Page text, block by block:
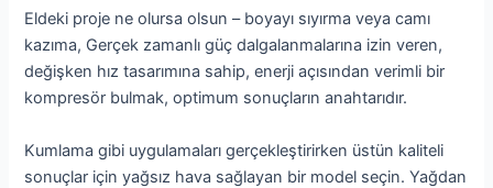
Eldeki proje ne olursa olsun – boyayı sıyırma veya camı
kazıma, Gerçek zamanlı güç dalgalanmalarına izin veren,
değişken hız tasarımına sahip, enerji açısından verimli bir
kompresör bulmak, optimum sonuçların anahtarıdır.
Kumlama gibi uygulamaları gerçekleştirirken üstün kaliteli
sonuçlar için yağsız hava sağlayan bir model seçin. Yağdan